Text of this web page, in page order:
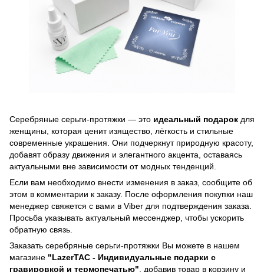
Серебряные серьги-протяжки — это идеальный подарок для
женщины, которая ценит изящество, лёгкость и стильные
современные украшения. Они подчеркнут природную красоту,
добавят образу движения и элегантного акцента, оставаясь
актуальными вне зависимости от модных тенденций.
Если вам необходимо внести изменения в заказ, сообщите об
этом в комментарии к заказу. После оформления покупки наш
менеджер свяжется с вами в Viber для подтверждения заказа.
Просьба указывать актуальный мессенджер, чтобы ускорить
обратную связь.
Заказать серебряные серьги-протяжки Вы можете в нашем
магазине "LazerTAC - Индивидуальные подарки с
гравировкой и термопечатью" , добавив товар в корзину и